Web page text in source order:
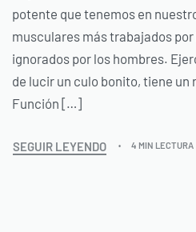
potente que tenemos en
musculares más trabajados
ignorados por los hombres.
de lucir un culo bonito, tiene
Función […]
SEGUIR LEYENDO 4 MIN LECTURA